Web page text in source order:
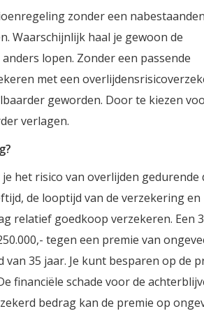
zonder een
Waarschijnlijk haal je gewoon de
lopen. Zonder een passende
met een
geworden. Door te kiezen
verlagen.
het risico van overlijden gedurende
de looptijd van de verzekering
relatief goedkoop verzekeren. Een
tegen een premie van
35 jaar. Je kunt besparen op de
financiële schade voor de
bedrag kan de premie op